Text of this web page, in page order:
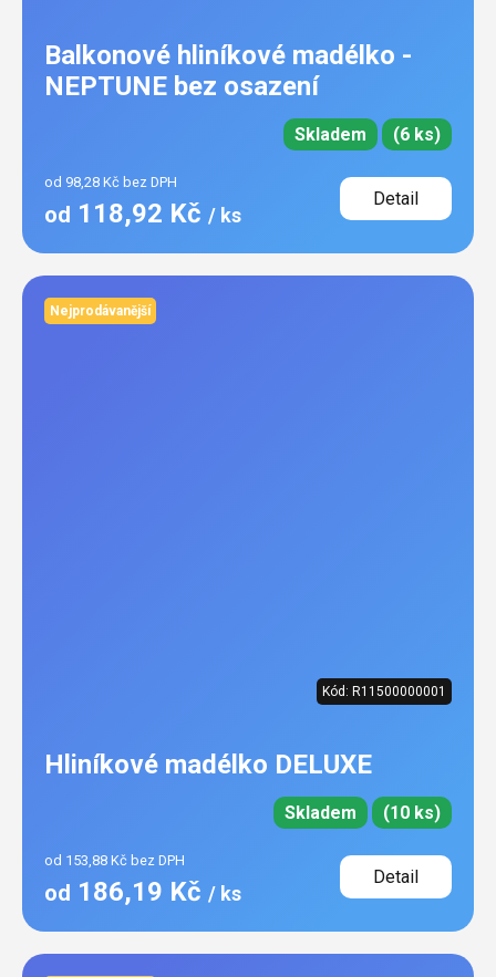
Balkonové hliníkové madélko -
NEPTUNE bez osazení
Skladem (6 ks)
od 98,28 Kč bez DPH
od 118,92 Kč / ks
Detail
Nejprodávanější
Kód: R11500000001
Hliníkové madélko DELUXE
Skladem (10 ks)
od 153,88 Kč bez DPH
od 186,19 Kč / ks
Detail